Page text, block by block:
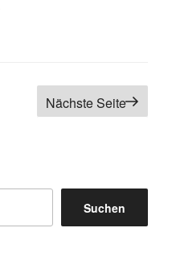
Nächste Seite
Suchen